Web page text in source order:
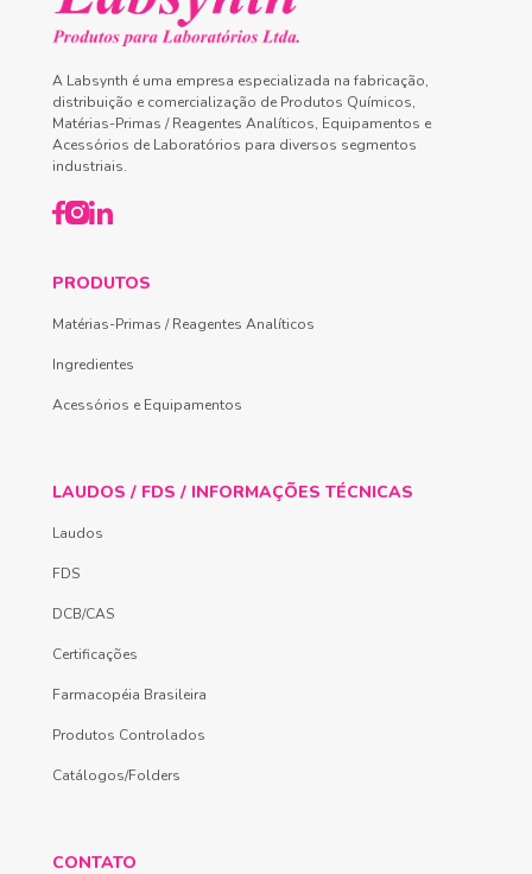
A Labsynth é uma empresa especializada na fabricação,
distribuição e comercialização de Produtos Químicos,
Matérias-Primas / Reagentes Analíticos, Equipamentos e
Acessórios de Laboratórios para diversos segmentos
industriais.
PRODUTOS
Matérias-Primas / Reagentes Analíticos
Ingredientes
Acessórios e Equipamentos
LAUDOS / FDS / INFORMAÇÕES TÉCNICAS
Laudos
FDS
DCB/CAS
Certificações
Farmacopéia Brasileira
Produtos Controlados
Catálogos/Folders
CONTATO